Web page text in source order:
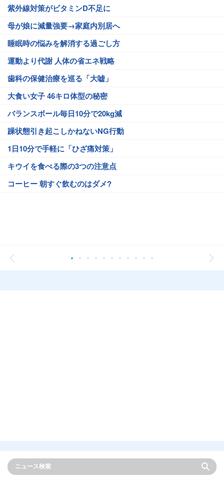
紫外線対策がビタミンD不足に
母が娘に減量強要→家庭内別居へ
睡眠時の悩みを解消する過ごし方
運動より代謝 人体の省エネ戦略
歯科の保健治療を巡る「大嘘」
大食い女子 46キロ体型の秘密
バランスボール毎日10分で20kg減
躁状態引き起こしかねないNG行動
1日10分で手軽に「ひざ痛対策」
キウイを食べる際の3つの注意点
コーヒー 朝すぐ飲むのはダメ?